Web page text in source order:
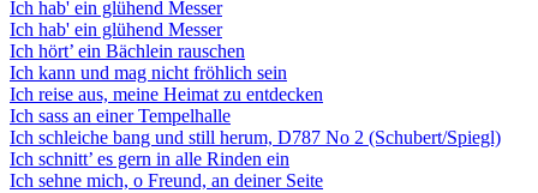
Ich hab' ein glühend Messer
Ich hab' ein glühend Messer
Ich hört’ ein Bächlein rauschen
Ich kann und mag nicht fröhlich sein
Ich reise aus, meine Heimat zu entdecken
Ich sass an einer Tempelhalle
Ich schleiche bang und still herum, D787 No 2 (Schubert/Spiegl)
Ich schnitt’ es gern in alle Rinden ein
Ich sehne mich, o Freund, an deiner Seite